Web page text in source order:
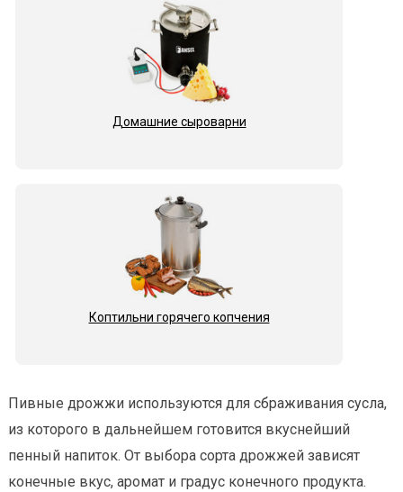
Домашние сыроварни
Коптильни горячего копчения
Пивные дрожжи используются для сбраживания сусла,
из которого в дальнейшем готовится вкуснейший
пенный напиток. От выбора сорта дрожжей зависят
конечные вкус, аромат и градус конечного продукта.